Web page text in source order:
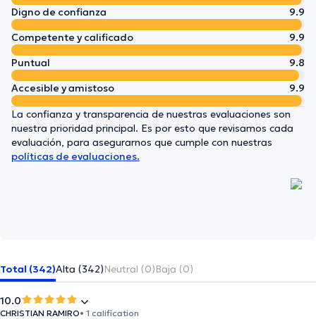
Digno de confianza
9.9
Competente y calificado
9.9
Puntual
9.8
Accesible y amistoso
9.9
La confianza y transparencia de nuestras evaluaciones son
nuestra prioridad principal. Es por esto que revisamos cada
evaluación, para asegurarnos que cumple con nuestras
políticas de evaluaciones.
Total (342)Alta (342)Neutral (0)Baja (0)
10.0
CHRISTIAN RAMIRO• 1 calification